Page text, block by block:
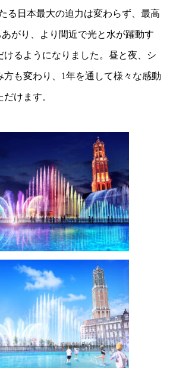
る日本最大の迫力は変わらず、最高
がり、より間近で光と水が躍動す
けるようになりました。昼と夜、シ
方も変わり、1年を通して様々な感動
けます。